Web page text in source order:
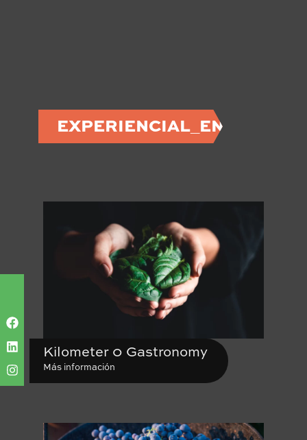
EXPERIENCIAL_EN_CAT
Kilometer 0 Gastronomy
Más información